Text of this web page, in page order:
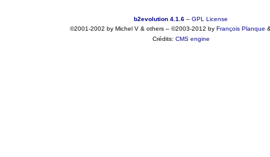
b2evolution 4.1.6 – GPL License
©2001-2002 by Michel V & others– ©2003-2012 by François Planque
Crédits: CMS engine